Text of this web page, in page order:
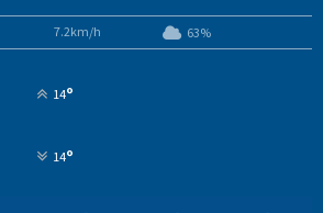
7.2km/h 63%
14°
14°